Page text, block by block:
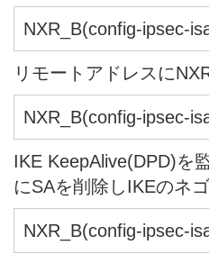
NXR_B(config-ipsec-
リモートアドレスに
NXR_B(config-ipsec-
IKE KeepAlive(DPD)を
にSAを削除しIKEのネ
NXR_B(config-ipsec-